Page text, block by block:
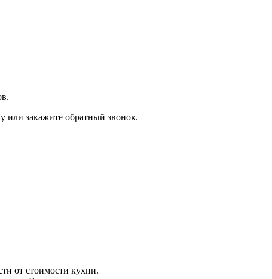
или закажите обратный звонок.
от стоимости кухни.